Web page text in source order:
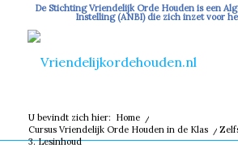
De Stichting Vriendelijk Orde Houden is een
Instelling (ANBI) die zich inzet voor
U bevindt zich hier: Home
/
Cursus Vriendelijk Orde Houden in de Klas
/
3. Lesinhoud